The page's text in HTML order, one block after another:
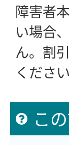
障害者
い場合
ん。割
ください
こ